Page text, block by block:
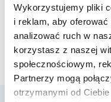
Wykorzystujemy pliki
i reklam, aby oferować
analizować ruch w
korzystasz z naszej
społecznościowym,
Partnerzy mogą
otrzymanymi od